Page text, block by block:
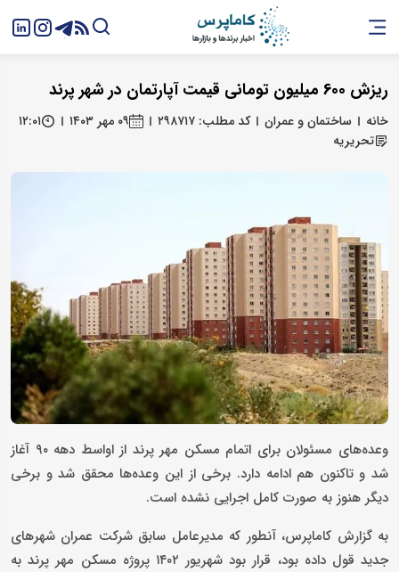
ریزش 600 میلیون تومانی قیمت آپارتمان در شهر پرند
خانه ساختمان و عمران کد مطلب: ۲۹۸۷۱۷ ۰۹ مهر ۱۴۰۳
۱۲:۰۱
تحریریه
وعده‌های مسئولان برای اتمام مسکن مهر پرند از اواسط دهه ۹۰ آغاز
شد و تاکنون هم ادامه دارد. برخی از این وعده‌ها محقق شد و برخی
دیگر هنوز به صورت کامل اجرایی نشده است.
به گزارش کاماپرس، آنطور که مدیرعامل سابق شرکت عمران شهرهای
جدید قول داده بود، قرار بود شهریور ۱۴۰۲ پروژه مسکن مهر پرند به